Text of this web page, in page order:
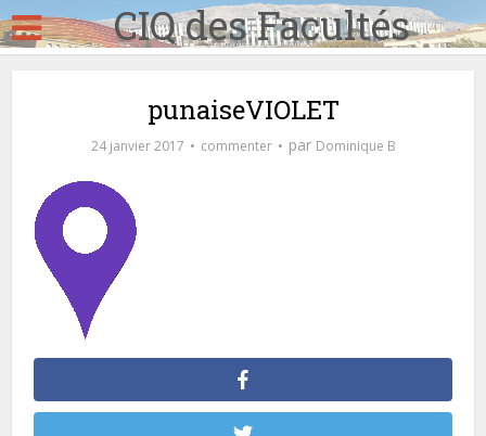
CIQ des Facultés
punaiseVIOLET
24 janvier 2017 commenter par Dominique B